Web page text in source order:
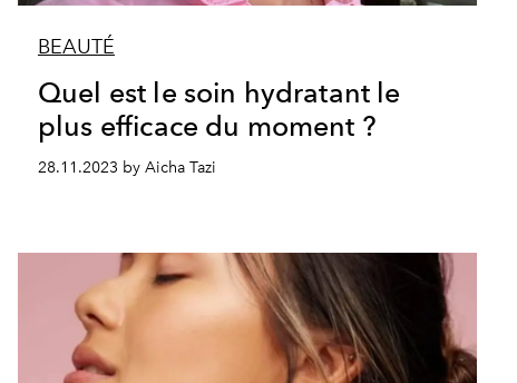
BEAUTÉ
Quel est le soin hydratant le
plus efficace du moment ?
28.11.2023 by Aicha Tazi